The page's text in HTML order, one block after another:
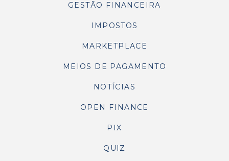
GESTÃO FINANCEIRA
IMPOSTOS
MARKETPLACE
MEIOS DE PAGAMENTO
NOTÍCIAS
OPEN FINANCE
PIX
QUIZ